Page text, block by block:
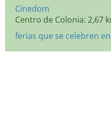
Cinedom
Centro de Colonia: 2,67
ferias que se celebren